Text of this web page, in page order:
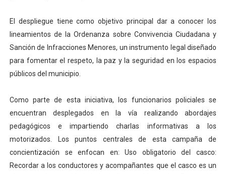
Inicia el plan vacacional Venezuela Renace en el
El despliegue tiene como objetivo principal dar a conocer los
lineamientos de la Ordenanza sobre Convivencia Ciudadana y
Sanción de Infracciones Menores, un instrumento legal diseñado
para fomentar el respeto, la paz y la seguridad en los espacios
públicos del municipio.
Como parte de esta iniciativa, los funcionarios policiales se
encuentran desplegados en la vía realizando abordajes
pedagógicos e impartiendo charlas informativas a los
motorizados. Los puntos centrales de esta campaña de
concientización se enfocan en: Uso obligatorio del casco:
Recordar a los conductores y acompañantes que el casco es un